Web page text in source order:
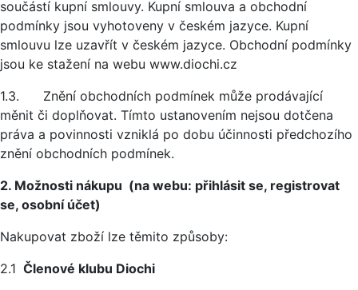
součástí kupní smlouvy. Kupní smlouva a obchodní
podmínky jsou vyhotoveny v českém jazyce. Kupní
smlouvu lze uzavřít v českém jazyce. Obchodní podmínky
jsou ke stažení na webu www.diochi.cz
1.3. Znění obchodních podmínek může prodávající
měnit či doplňovat. Tímto ustanovením nejsou dotčena
práva a povinnosti vzniklá po dobu účinnosti předchozího
znění obchodních podmínek.
2. Možnosti nákupu (na webu: přihlásit se, registrovat
se, osobní účet)
Nakupovat zboží lze těmito způsoby:
2.1 Členové klubu Diochi